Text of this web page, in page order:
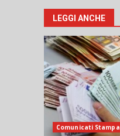
LEGGI ANCHE
Comunicati Stampa